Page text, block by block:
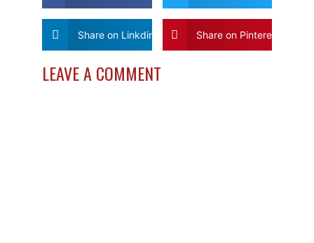
Share on Linkdin Share on Pinterest
LEAVE A COMMENT